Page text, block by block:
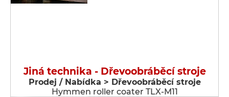
Jiná technika - Dřevoobráběcí stroje
Prodej / Nabídka > Dřevoobráběcí stroje
Hymmen roller coater TLX-M11